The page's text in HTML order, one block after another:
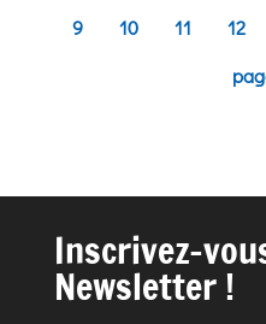
9
10 11 12
Inscrivez-
Newsletter !